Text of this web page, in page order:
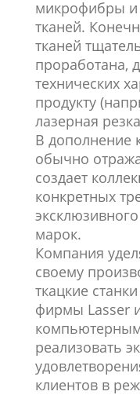
микрофибры и
тканей.
тканей
проработана,
технических
продукту
лазерная
В дополнение
обычно
создает
конкретных
марок.
Компания
своему
ткацкие
фирмы Lasser
реализовать
клиентов в